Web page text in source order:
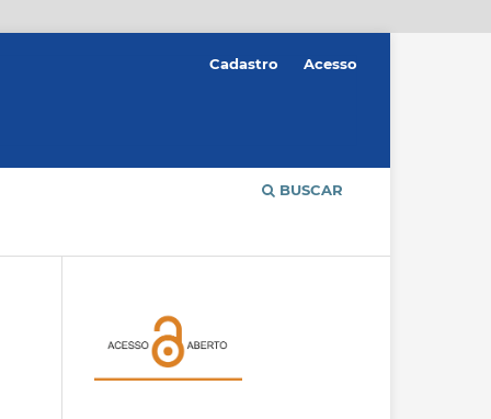
BUSCAR
Cadastro Acesso